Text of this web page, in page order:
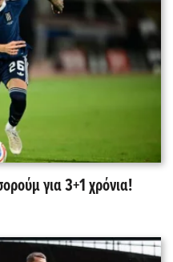
για 3+1 χρόνια!